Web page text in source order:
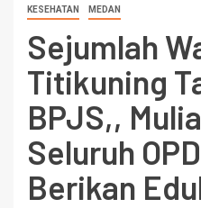
KESEHATAN MEDAN
Sejumlah
Titikuning
BPJS,,
Seluruh
Berikan